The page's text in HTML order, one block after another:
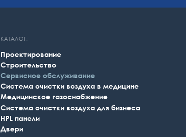
КАТАЛОГ:
Проектирование
Строительство
Сервисное обслуживание
Система очистки воздуха в медицине
Медицинское газоснабжение
Система очистки воздуха для бизнеса
НPL панели
Двери